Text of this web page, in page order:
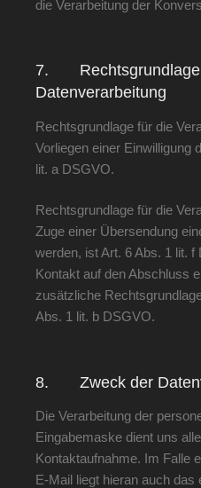
die Verarbeitung der
7. Rechtsgrundlage
Datenverarbeitung
Rechtsgrundlage für die
Vorliegen einer Einwilligung
lit. a DSGVO.
Rechtsgrundlage für die
Zuge einer Übersendung
werden, ist Art. 6 Abs. 1 lit.
Kontakt auf den Abschluss
zusätzliche
Abs. 1 lit. b DSGVO.
8. Zweck der
Die Verarbeitung der
Eingabemaske dient uns
Kontaktaufnahme. Im Falle
E-Mail liegt hieran auch das